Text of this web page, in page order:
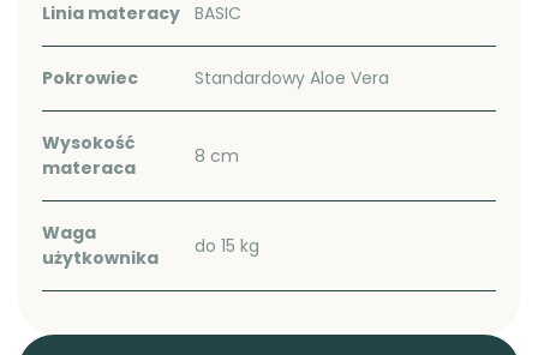
Linia materacy BASIC
Pokrowiec Standardowy Aloe Vera
Wysokość
materaca
8 cm
Waga
użytkownika
do 15 kg